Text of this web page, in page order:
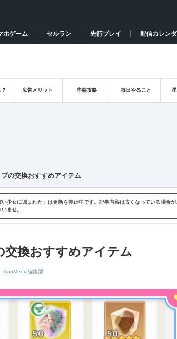
ホゲーム セルラン 先行プレイ 配信カレン
広告メリット 序盤攻略 毎日やること
の交換おすすめアイテム
少女に囲まれた」は更新を停止中です。記事内容は古くなっている場合が
ませ。
交換おすすめアイテム
AppMedia編集部